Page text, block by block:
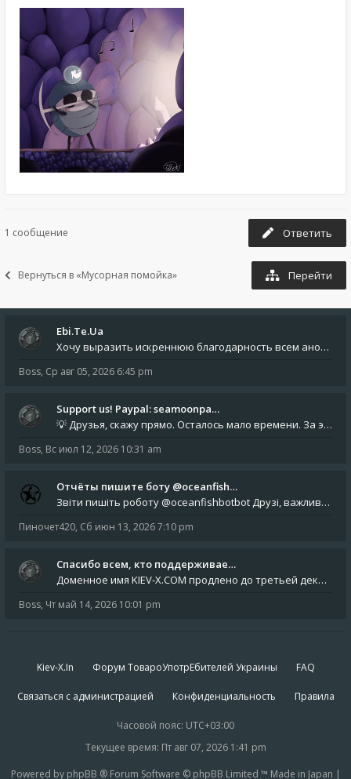
1 сообщение Ответить
Вернуться в «Мусорная помойка» Перейти
Ebi.Te.Ua
Хочу выразить искреннюю благодарность всем анонимным пользователям, которые поддержали наше сообщество финансово. Благод
Boss, Ср авг 05, 2026 6:45 pm
Support us! Paypal: seamoonpa…
💡 Друзья, скажу прямо. Осталось мало времени. За это время нам нужно закрыть последние обязательные расходы: около 500
Boss, Вс июл 12, 2026 10:31 am
Отчёты пишите боту @oceanfish…
Звіти пишіть роботу @oceanfishbotbot Друзі, важливе повідомлення для учасників форума. Основне звернення опублікован
Пиночет420, Сб июн 13, 2026 7:10 pm
Спасибо всем, кто поддерживае…
Доменное имя KIEV-X.COM продлено до третьей декады августа 2027 года! Спасибо всем анонимным пользователям, которые по
Boss, Чт май 14, 2026 10:01 pm
Kiev-X.In Форум ТовароУпотрЕбителей Украины FAQ
Связаться с администрацией Конфиденциальность Правила
Часовой пояс: UTC+03:00
Текущее время: Пт авг 07, 2026 1:41 pm
Powered by phpBB ® Forum Software © phpBB Limited ™ Made in Japan |